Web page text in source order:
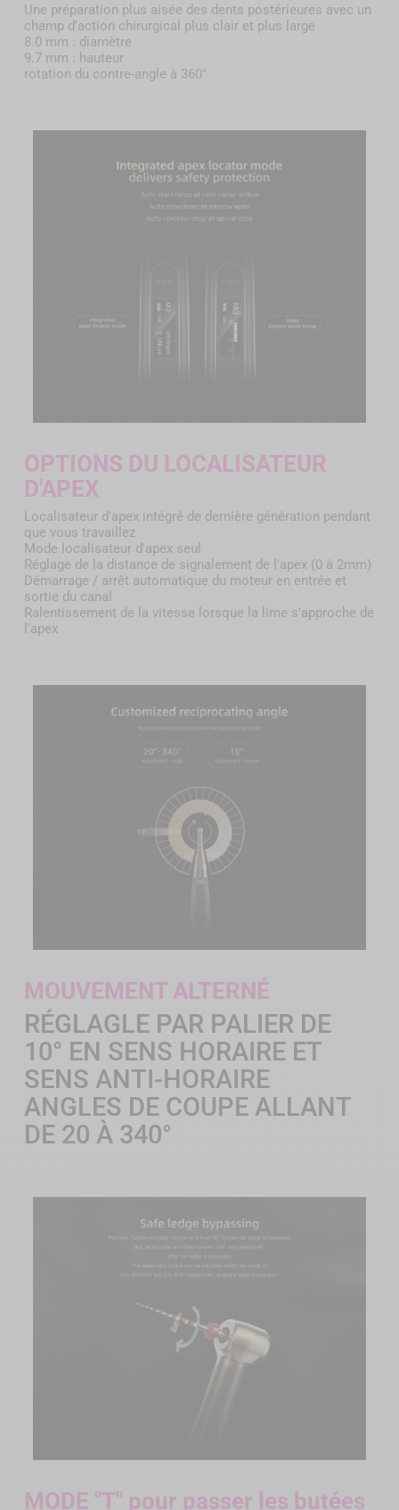
Une préparation plus aisée des dents postérieures avec un
champ d'action chirurgical plus clair et plus large
8.0 mm : diamètre
9.7 mm : hauteur
rotation du contre-angle à 360°
OPTIONS DU LOCALISATEUR
D'APEX
Localisateur d'apex intégré de dernière génération pendant
que vous travaillez
Mode localisateur d'apex seul
Réglage de la distance de signalement de l'apex (0 à 2mm)
Démarrage / arrêt automatique du moteur en entrée et
sortie du canal
Ralentissement de la vitesse lorsque la lime s'approche de
l'apex
MOUVEMENT ALTERNÉ
RÉGLAGLE PAR PALIER DE
10° EN SENS HORAIRE ET
SENS ANTI-HORAIRE
ANGLES DE COUPE ALLANT
DE 20 À 340°
MODE "T" pour passer les butées